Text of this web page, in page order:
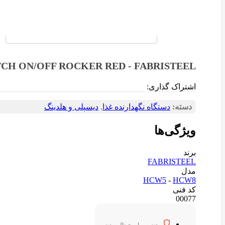
ON/OFF ROCKER RED - FABRISTEEL
اشتراک گذاری:
دسته: دستگاه نگهدارنده غذا , دیسپلی و هلدینگ
ویژگی‌ها
برند
FABRISTEEL
مدل
HCW5 - HCW8
کد فنی
00077